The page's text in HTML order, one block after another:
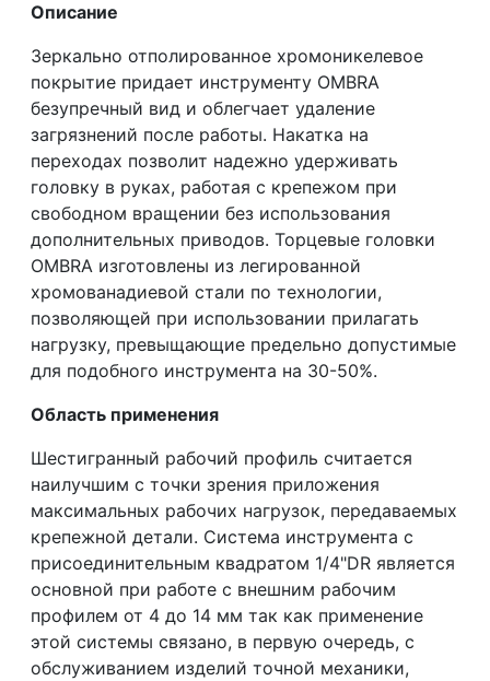
Описание
Зеркально отполированное хромоникелевое
покрытие придает инструменту OMBRA
безупречный вид и облегчает удаление
загрязнений после работы. Накатка на
переходах позволит надежно удерживать
головку в руках, работая с крепежом при
свободном вращении без использования
дополнительных приводов. Торцевые головки
OMBRA изготовлены из легированной
хромованадиевой стали по технологии,
позволяющей при использовании прилагать
нагрузку, превыщающие предельно допустимые
для подобного инструмента на 30-50%.
Область применения
Шестигранный рабочий профиль считается
наилучшим с точки зрения приложения
максимальных рабочих нагрузок, передаваемых
крепежной детали. Система инструмента с
присоединительным квадратом 1/4"DR является
основной при работе с внешним рабочим
профилем от 4 до 14 мм так как применение
этой системы связано, в первую очередь, с
обслуживанием изделий точной механики,